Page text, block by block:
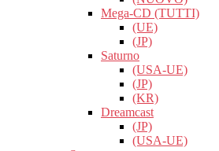
Mega-CD (TUTTI)
(UE)
(JP)
Saturno
(USA-UE)
(JP)
(KR)
Dreamcast
(JP)
(USA-UE)